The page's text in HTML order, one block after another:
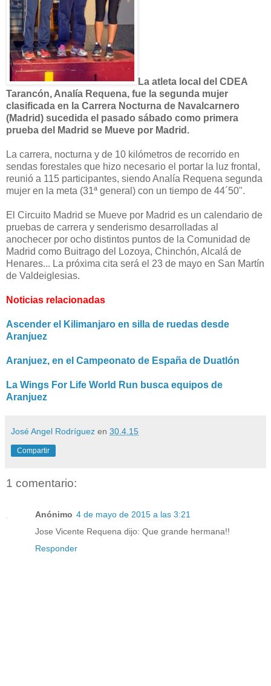
La atleta local del CDEA
Tarancón, Analía Requena, fue la segunda mujer
clasificada en la Carrera Nocturna de Navalcarnero
(Madrid) sucedida el pasado sábado como primera
prueba del Madrid se Mueve por Madrid.
La carrera, nocturna y de 10 kilómetros de recorrido en
sendas forestales que hizo necesario el portar la luz frontal,
reunió a 115 participantes, siendo Analía Requena segunda
mujer en la meta (31ª general) con un tiempo de 44´50".
El Circuito Madrid se Mueve por Madrid es un calendario de
pruebas de carrera y senderismo desarrolladas al
anochecer por ocho distintos puntos de la Comunidad de
Madrid como Buitrago del Lozoya, Chinchón, Alcalá de
Henares... La próxima cita será el 23 de mayo en San Martín
de Valdeiglesias.
Noticias relacionadas
Ascender el Kilimanjaro en silla de ruedas desde
Aranjuez
Aranjuez, en el Campeonato de España de Duatlón
La Wings For Life World Run busca equipos de
Aranjuez
José Angel Rodríguez en 30.4.15
Compartir
1 comentario:
Anónimo 4 de mayo de 2015 a las 3:21
Jose Vicente Requena dijo: Que grande hermana!!
Responder